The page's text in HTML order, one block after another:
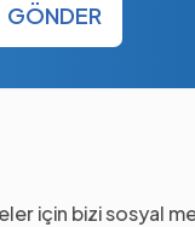
GÖNDER
için bizi sosyal